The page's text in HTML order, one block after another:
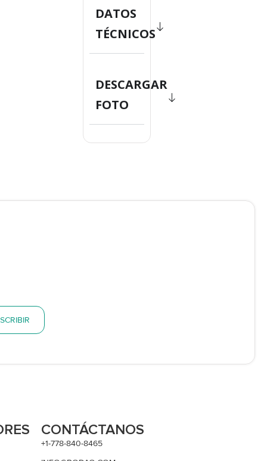
DATOS
TÉCNICOS
DESCARGAR
FOTO
CONTÁCTANOS
+1-778-840-8465